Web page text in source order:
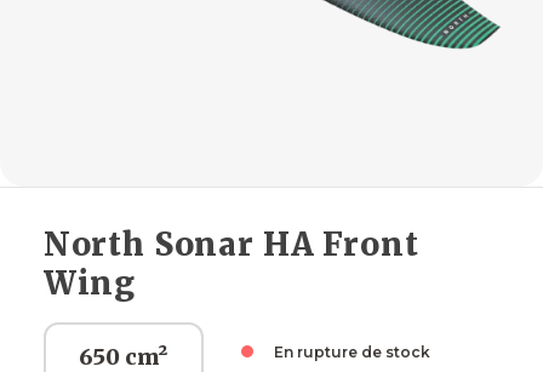
North Sonar HA Front
Wing
650 cm²
En rupture de stock